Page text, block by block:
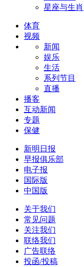
星座与生肖
体育
视频
新闻
娱乐
生活
系列节目
直播
播客
互动新闻
专题
保健
新明日报
早报俱乐部
电子报
国际版
中国版
关于我们
常见问题
关注我们
联络我们
广告联络
投函/投稿